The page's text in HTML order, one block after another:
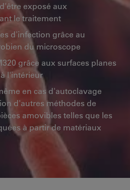
exposé aux
le traitement
d'infection grâce au
du microscope
grâce aux surfaces planes
l'intérieur
en cas d'autoclavage
d'autres méthodes de
amovibles telles que les
à partir de matériaux